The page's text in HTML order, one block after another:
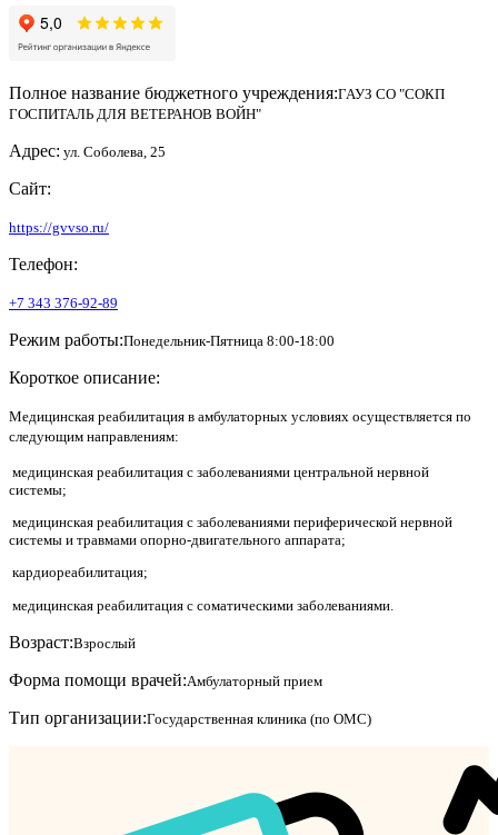
Полное название бюджетного учреждения:ГАУЗ СО "СОКП
ГОСПИТАЛЬ ДЛЯ ВЕТЕРАНОВ ВОЙН"
Адрес: ул. Соболева, 25
Сайт:
https://gvvso.ru/
Телефон:
+7 343 376-92-89
Режим работы:Понедельник-Пятница 8:00-18:00
Короткое описание:
Медицинская реабилитация в амбулаторных условиях осуществляется по
следующим направлениям:
медицинская реабилитация с заболеваниями центральной нервной
системы;
медицинская реабилитация с заболеваниями периферической нервной
системы и травмами опорно-двигательного аппарата;
кардиореабилитация;
медицинская реабилитация с соматическими заболеваниями.
Возраст:Взрослый
Форма помощи врачей:Амбулаторный прием
Тип организации:Государственная клиника (по ОМС)